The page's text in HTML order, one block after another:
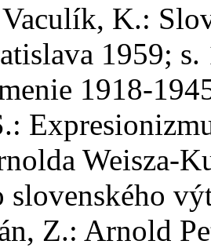
Vaculík, K.:
1959;
1918-
Weisza-
slovenského
Z.: Arnold